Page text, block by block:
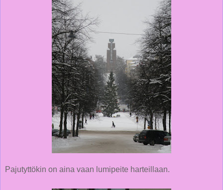
Pajutyttökin on aina vaan lumipeite harteillaan.